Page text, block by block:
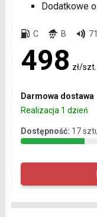
Dodatkowe
C B
498 zł/szt.
Darmowa dostawa
Realizacja 1 dzień
Dostępność: 17